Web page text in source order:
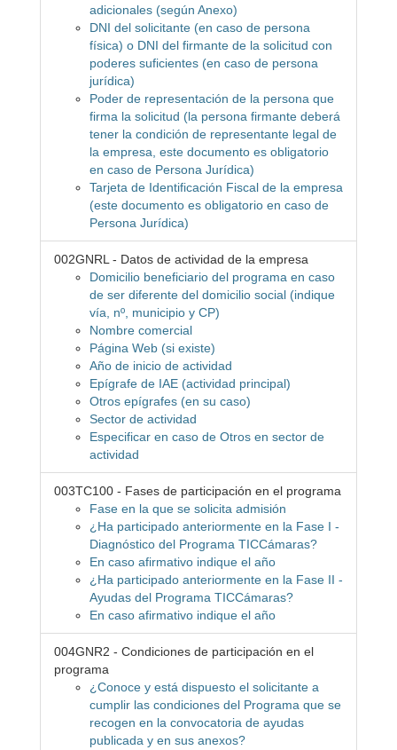
adicionales (según Anexo)
DNI del solicitante (en caso de persona
física) o DNI del firmante de la solicitud con
poderes suficientes (en caso de persona
jurídica)
Poder de representación de la persona que
firma la solicitud (la persona firmante deberá
tener la condición de representante legal de
la empresa, este documento es obligatorio
en caso de Persona Jurídica)
Tarjeta de Identificación Fiscal de la empresa
(este documento es obligatorio en caso de
Persona Jurídica)
002GNRL - Datos de actividad de la empresa
Domicilio beneficiario del programa en caso
de ser diferente del domicilio social (indique
vía, nº, municipio y CP)
Nombre comercial
Página Web (si existe)
Año de inicio de actividad
Epígrafe de IAE (actividad principal)
Otros epígrafes (en su caso)
Sector de actividad
Especificar en caso de Otros en sector de
actividad
003TC100 - Fases de participación en el programa
Fase en la que se solicita admisión
¿Ha participado anteriormente en la Fase I -
Diagnóstico del Programa TICCámaras?
En caso afirmativo indique el año
¿Ha participado anteriormente en la Fase II -
Ayudas del Programa TICCámaras?
En caso afirmativo indique el año
004GNR2 - Condiciones de participación en el
programa
¿Conoce y está dispuesto el solicitante a
cumplir las condiciones del Programa que se
recogen en la convocatoria de ayudas
publicada y en sus anexos?